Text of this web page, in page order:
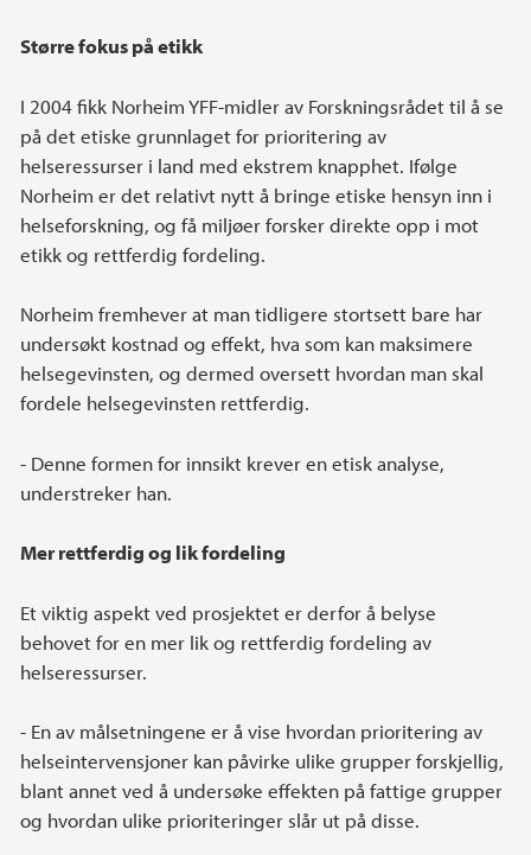
Større fokus på etikk
I 2004 fikk Norheim YFF-midler av Forskningsrådet til å se
på det etiske grunnlaget for prioritering av
helseressurser i land med ekstrem knapphet. Ifølge
Norheim er det relativt nytt å bringe etiske hensyn inn i
helseforskning, og få miljøer forsker direkte opp i mot
etikk og rettferdig fordeling.
Norheim fremhever at man tidligere stortsett bare har
undersøkt kostnad og effekt, hva som kan maksimere
helsegevinsten, og dermed oversett hvordan man skal
fordele helsegevinsten rettferdig.
- Denne formen for innsikt krever en etisk analyse,
understreker han.
Mer rettferdig og lik fordeling
Et viktig aspekt ved prosjektet er derfor å belyse
behovet for en mer lik og rettferdig fordeling av
helseressurser.
- En av målsetningene er å vise hvordan prioritering av
helseintervensjoner kan påvirke ulike grupper forskjellig,
blant annet ved å undersøke effekten på fattige grupper
og hvordan ulike prioriteringer slår ut på disse.